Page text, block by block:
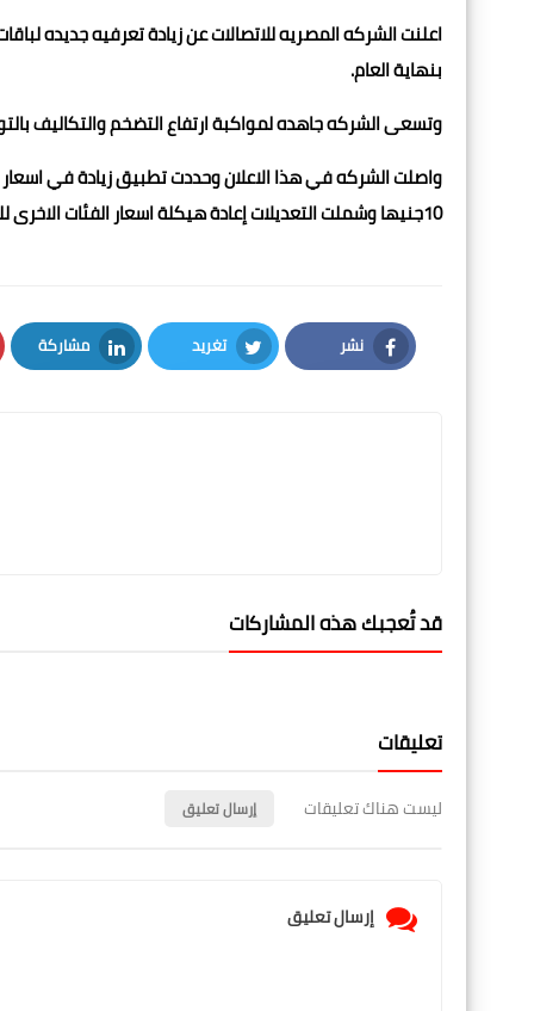
بنهاية العام.
وتسعى الشركه جاهده لمواكبة ارتفاع التضخم والتكاليف
واصلت الشركه في هذا الاعلان وحددت تطبيق زيادة في
10جنيها وشملت التعديلات إعادة هيكلة اسعار الفئات الاخرى للكروت طبقا لمايناسب الوضع الاقتصادي.
نشر
Facebook
تغريد
Twitter
مشاركة
LinkedIn
قد تُعجبك هذه المشاركات
تعليقات
ليست هناك تعليقات إرسال تعليق
إرسال تعليق